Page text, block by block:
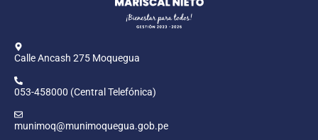
Calle Ancash 275 Moquegua
053-458000 (Central Telefónica)
munimoq@munimoquegua.gob.pe